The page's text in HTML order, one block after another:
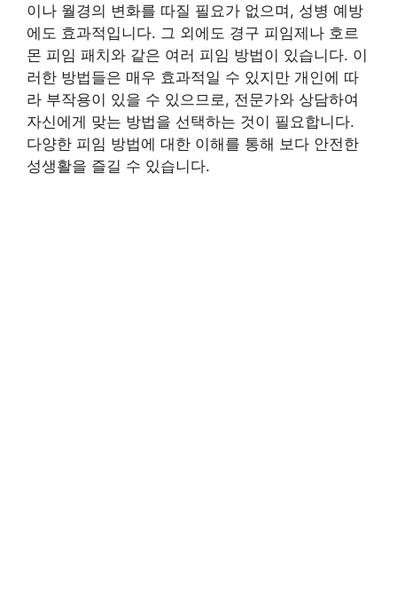
이나 월경의 변화를 따질 필요가 없으며, 성병 예방
에도 효과적입니다. 그 외에도 경구 피임제나 호르
몬 피임 패치와 같은 여러 피임 방법이 있습니다. 이
러한 방법들은 매우 효과적일 수 있지만 개인에 따
라 부작용이 있을 수 있으므로, 전문가와 상담하여
자신에게 맞는 방법을 선택하는 것이 필요합니다.
다양한 피임 방법에 대한 이해를 통해 보다 안전한
성생활을 즐길 수 있습니다.